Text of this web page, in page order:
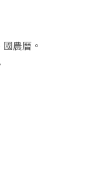
農曆。